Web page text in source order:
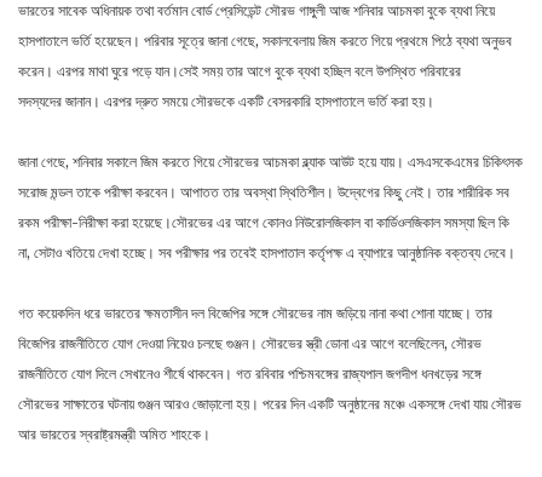
ভারতের সাবেক অধিনায়ক তথা বর্তমান বোর্ড প্রেসিডেন্ট সৌরভ গাঙ্গুলী আজ শনিবার আচমকা বুকে ব্যথা নিয়ে
হাসপাতালে ভর্তি হয়েছেন। পরিবার সূত্রে জানা গেছে, সকালবেলায় জিম করতে গিয়ে প্রথমে পিঠে ব্যথা অনুভব
করেন। এরপর মাথা ঘুরে পড়ে যান।সেই সময় তার আগে বুকে ব্যথা হচ্ছিল বলে উপস্থিত পরিবারের
সদস্যদের জানান। এরপর দ্রুত সময়ে সৌরভকে একটি বেসরকারি হাসপাতালে ভর্তি করা হয়।
জানা গেছে, শনিবার সকালে জিম করতে গিয়ে সৌরভের আচমকা ব্ল্যাক আউট হয়ে যায়। এসএসকেএমের চিকিৎসক
সরোজ মন্ডল তাকে পরীক্ষা করবেন। আপাতত তার অবস্থা স্থিতিশীল। উদ্বেগের কিছু নেই। তার শারীরিক সব
রকম পরীক্ষা-নিরীক্ষা করা হয়েছে।সৌরভের এর আগে কোনও নিউরোলজিকাল বা কার্ডিওলজিকাল সমস্যা ছিল কি
না, সেটাও খতিয়ে দেখা হচ্ছে। সব পরীক্ষার পর তবেই হাসপাতাল কর্তৃপক্ষ এ ব্যাপারে আনুষ্ঠানিক বক্তব্য দেবে।
গত কয়েকদিন ধরে ভারতের ক্ষমতাসীন দল বিজেপির সঙ্গে সৌরভের নাম জড়িয়ে নানা কথা শোনা যাচ্ছে। তার
বিজেপির রাজনীতিতে যোগ দেওয়া নিয়েও চলছে গুঞ্জন। সৌরভের স্ত্রী ডোনা এর আগে বলেছিলেন, সৌরভ
রাজনীতিতে যোগ দিলে সেখানেও শীর্ষে থাকবেন। গত রবিবার পশ্চিমবঙ্গের রাজ্যপাল জগদীপ ধনখড়ের সঙ্গে
সৌরভের সাক্ষাতের ঘটনায় গুঞ্জন আরও জোড়ালো হয়। পরের দিন একটি অনুষ্ঠানের মঞ্চে একসঙ্গে দেখা যায় সৌরভ
আর ভারতের স্বরাষ্ট্রমন্ত্রী অমিত শাহকে।